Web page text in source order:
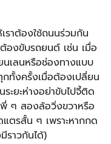
ราต้องใช้ถนนร่วมกัน
องขับรถยนต์ เช่น เมื่อ
นเลนหรือช่องทางแบบ
ทั้งครั้งเมื่อต้องเปลี่ยน
ระยะห่างอย่าขับไปจี้ติด
ๆ สองล้อวิ่งขวาหรือ
แตรสั้น ๆ เพราะหากกด
ราวกันได้)